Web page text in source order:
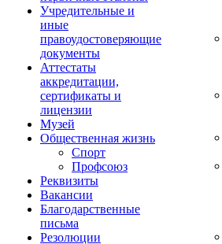
Учредительные и
иные
правоудостоверяющие
документы
Аттестаты
аккредитации,
сертификаты и
лицензии
Музей
Общественная жизнь
Спорт
Профсоюз
Реквизиты
Вакансии
Благодарственные
письма
Резолюции